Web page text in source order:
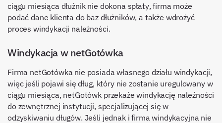
ciągu miesiąca dłużnik nie dokona spłaty, firma może
podać dane klienta do baz dłużników, a także wdrożyć
proces windykacji należności.
Windykacja w netGotówka
Firma netGotówka nie posiada własnego działu windykacji,
więc jeśli pojawi się dług, który nie zostanie uregulowany w
ciągu miesiąca, netGotówk przekaże windykację naleźności
do zewnętrznej instytucji, specjalizującej się w
odzyskiwaniu długów. Jeśli jednak i firma windykacyjna nie